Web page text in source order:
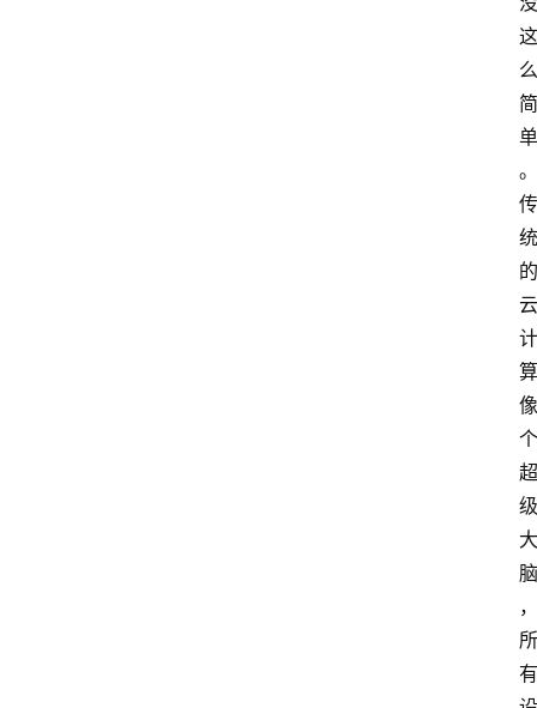
这
么
简
单
。
传
统
的
云
计
算
像
个
超
级
大
脑
，
所
有